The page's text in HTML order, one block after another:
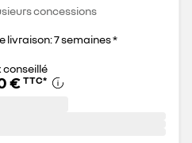
concessions
livraison: 7 semaines *
conseillé
€ TTC*